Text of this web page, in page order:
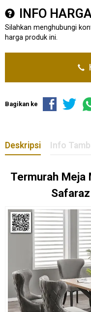
INFO
Silahkan menghubungi
harga produk ini.
Bagikan ke
Deskripsi Info
Termurah Meja